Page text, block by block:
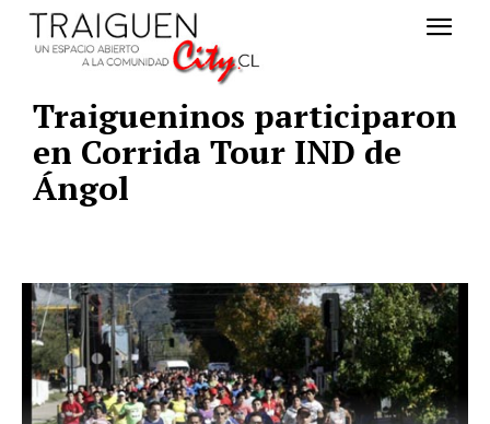
Traigueninos participaron
en Corrida Tour IND de
Ángol